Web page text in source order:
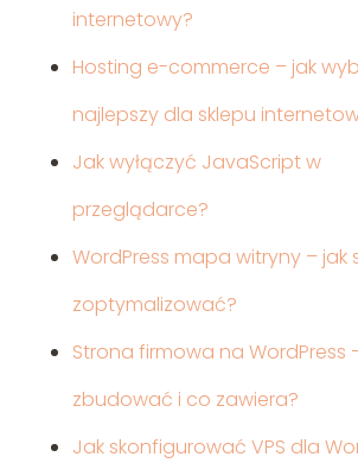
internetowy?
Hosting e-commerce – jak
najlepszy dla sklepu
Jak wyłączyć JavaScript w
przeglądarce?
WordPress mapa witryny – jak
zoptymalizować?
Strona firmowa na WordPress
zbudować i co zawiera?
Jak skonfigurować VPS dla